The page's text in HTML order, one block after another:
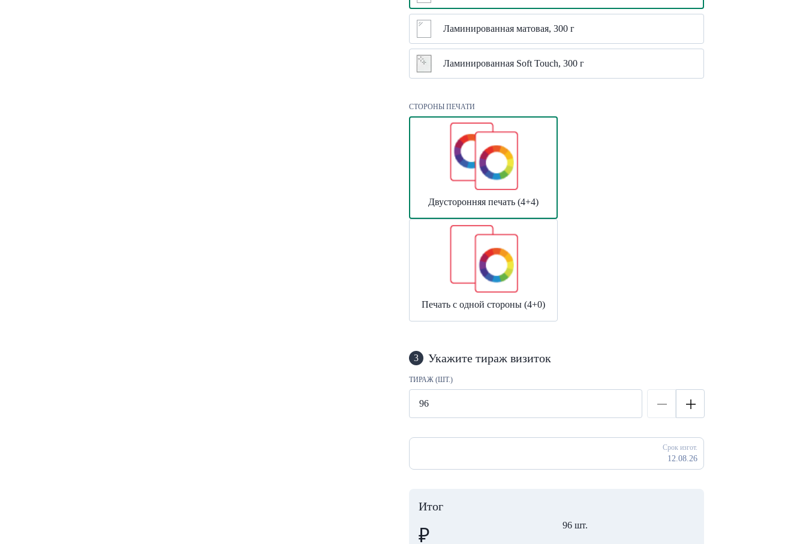
Ламинированная матовая, 300 г
Ламинированная Soft Touch, 300 г
СТОРОНЫ ПЕЧАТИ
Двусторонняя печать (4+4)
Печать с одной стороны (4+0)
3 Укажите тираж визиток
ТИРАЖ (ШТ.)
Срок изгот.
12.08.26
Итог
₽ 96 шт.